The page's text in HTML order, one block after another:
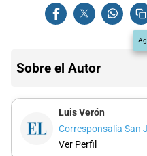
Sobre el Autor
Luis Verón
Corresponsalía San
Ver Perfil